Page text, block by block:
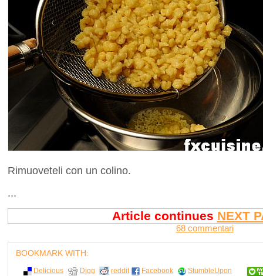
Rimuoveteli con un colino.
...
Article continues NEXT
68 commentari
BOOKMARK WITH:
Delicious Digg reddit Facebook StumbleUpon